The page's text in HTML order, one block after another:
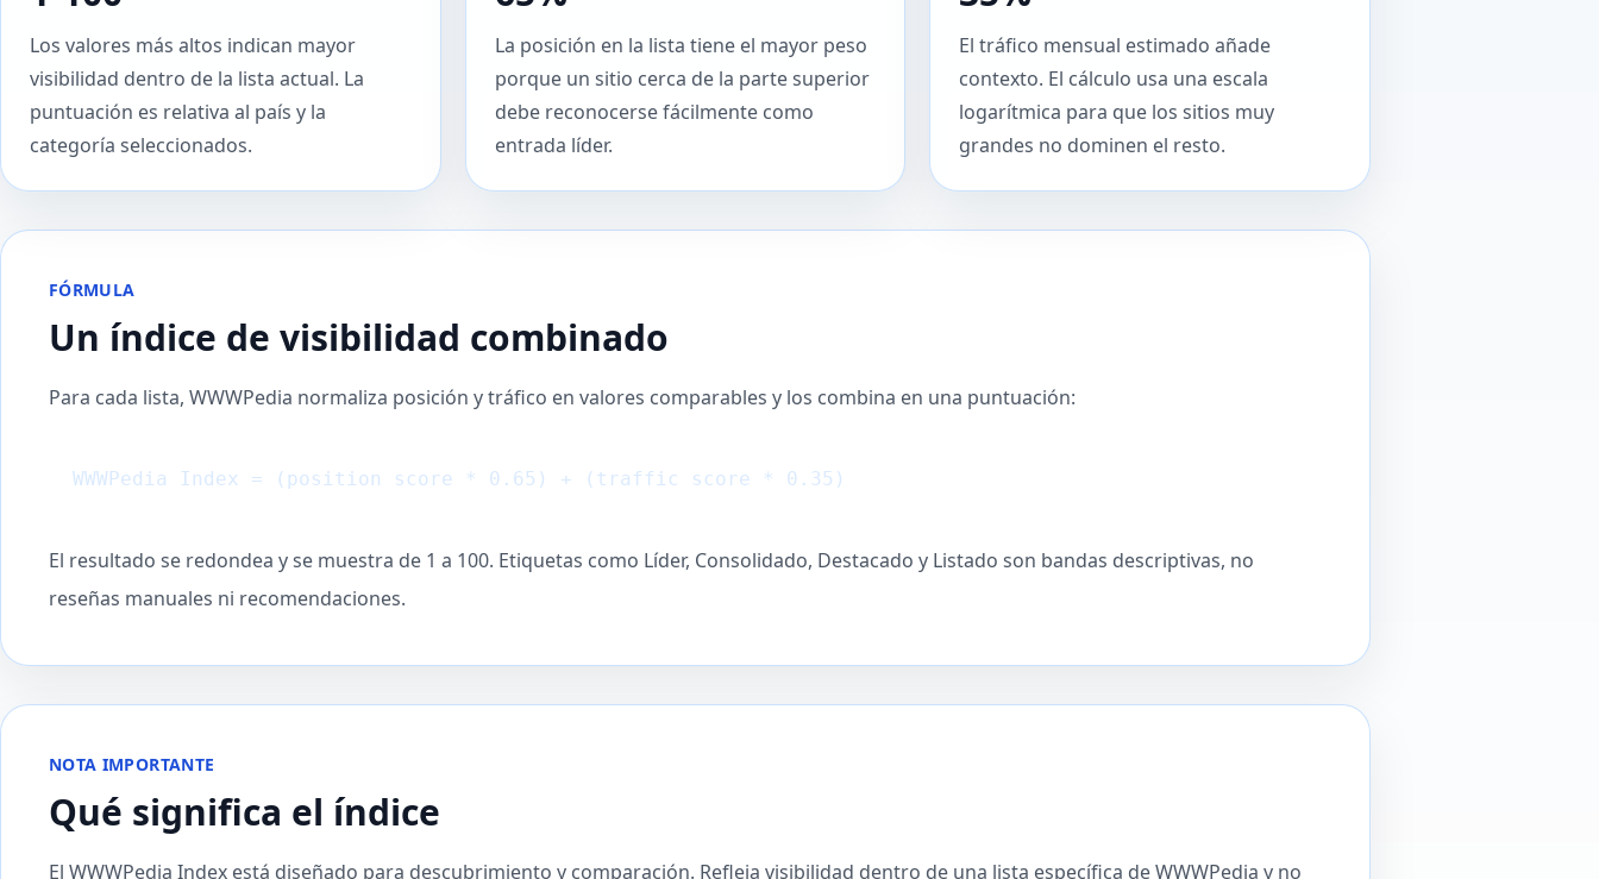
Los valores más altos indican mayor
visibilidad dentro de la lista actual. La
puntuación es relativa al país y la
categoría seleccionados.
La posición en la lista tiene el mayor peso
porque un sitio cerca de la parte superior
debe reconocerse fácilmente como
entrada líder.
El tráfico mensual estimado añade
contexto. El cálculo usa una escala
logarítmica para que los sitios muy
grandes no dominen el resto.
FÓRMULA
Un índice de visibilidad combinado
Para cada lista, WWWPedia normaliza posición y tráfico en valores comparables y los combina en una puntuación:
WWWPedia Index = (position score * 0.65) + (traffic score * 0.35)
El resultado se redondea y se muestra de 1 a 100. Etiquetas como Líder, Consolidado, Destacado y Listado son bandas descriptivas, no
reseñas manuales ni recomendaciones.
NOTA IMPORTANTE
Qué significa el índice
El WWWPedia Index está diseñado para descubrimiento y comparación. Refleja visibilidad dentro de una lista específica de WWWPedia y no